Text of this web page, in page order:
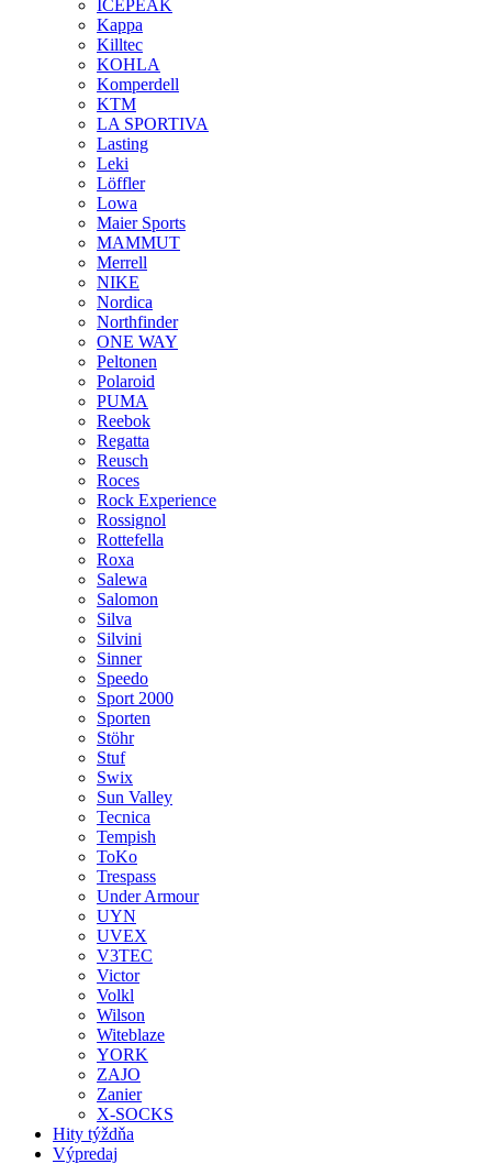
ICEPEAK
Kappa
Killtec
KOHLA
Komperdell
KTM
LA SPORTIVA
Lasting
Leki
Löffler
Lowa
Maier Sports
MAMMUT
Merrell
NIKE
Nordica
Northfinder
ONE WAY
Peltonen
Polaroid
PUMA
Reebok
Regatta
Reusch
Roces
Rock Experience
Rossignol
Rottefella
Roxa
Salewa
Salomon
Silva
Silvini
Sinner
Speedo
Sport 2000
Sporten
Stöhr
Stuf
Swix
Sun Valley
Tecnica
Tempish
ToKo
Trespass
Under Armour
UYN
UVEX
V3TEC
Victor
Volkl
Wilson
Witeblaze
YORK
ZAJO
Zanier
X-SOCKS
Hity týždňa
Výpredaj